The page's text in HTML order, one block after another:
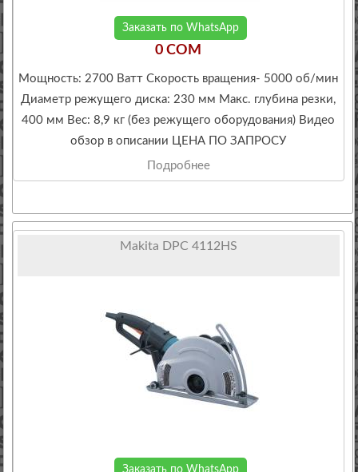
Заказать по WhatsApp
0 COM
Мощность: 2700 Ватт Скорость вращения- 5000 об/мин
Диаметр режущего диска: 230 мм Макс. глубина резки,
400 мм Вес: 8,9 кг (без режущего оборудования) Видео
обзор в описании ЦЕНА ПО ЗАПРОСУ
Подробнее
Makita DPC 4112HS
Заказать по WhatsApp